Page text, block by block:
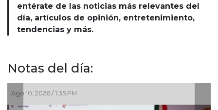
entérate de las noticias más relevantes del
día, artículos de opinión, entretenimiento,
tendencias y más.
Notas del día:
Ago 06, 2026 / 11:19 AM